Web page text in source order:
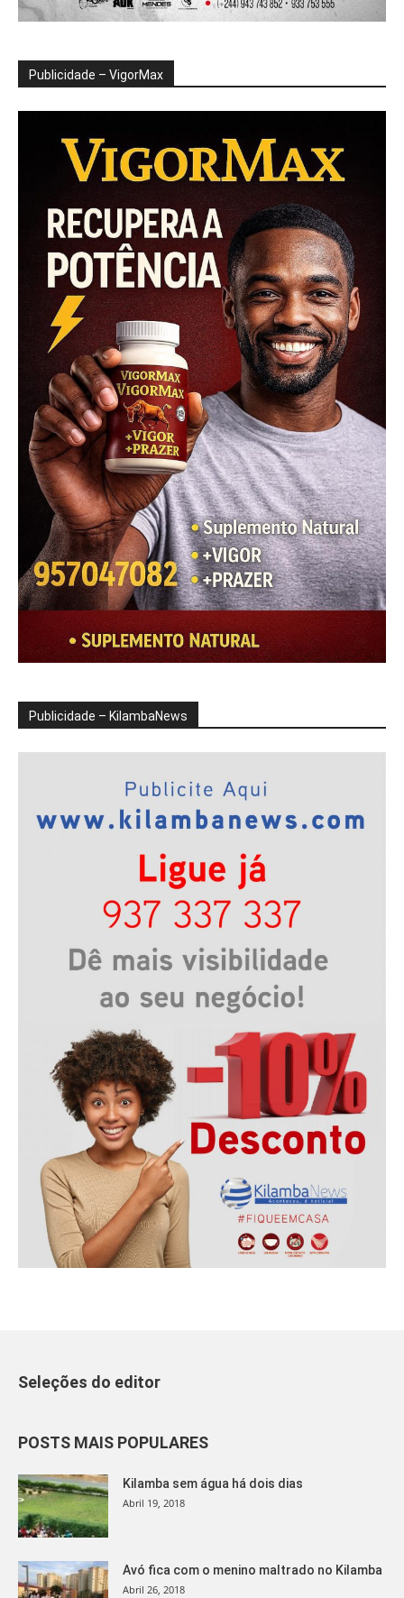
Publicidade – VigorMax
Publicidade – KilambaNews
Seleções do editor
POSTS MAIS POPULARES
Kilamba sem água há dois dias
Abril 19, 2018
Avó fica com o menino maltrado no Kilamba
Abril 26, 2018